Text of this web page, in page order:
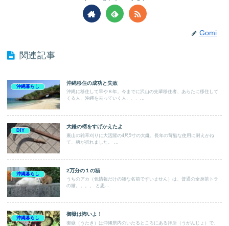
Gomi
関連記事
沖縄暮らし
沖縄移住の成功と失敗
沖縄に移住して早や８年。今までに沢山の先輩移住者、あらたに移住して
くる人、沖縄を去っていく人、、、...
DIY
大鎌の柄をすげかえたよ
裏山の雑草刈りに大活躍の4尺5寸の大鎌。長年の苛酷な使用に耐えかね
て、柄が折れました。 ...
沖縄暮らし
2万分の１の猫
うちのアカ（色情報だけの雑な名前ですいません）は、普通の全身茶トラ
の猫。。。。 と思...
沖縄暮らし
御嶽は怖いよ！
御嶽（うたき）は沖縄県内のいたるところにある拝所（うがんじょ）で、